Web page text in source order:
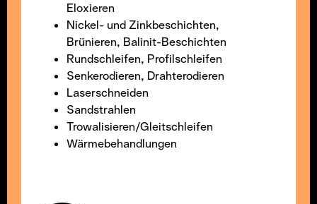
Eloxieren
Nickel- und Zinkbeschichten,
Brünieren, Balinit-Beschichten
Rundschleifen, Profilschleifen
Senkerodieren, Drahterodieren
Laserschneiden
Sandstrahlen
Trowalisieren/Gleitschleifen
Wärmebehandlungen